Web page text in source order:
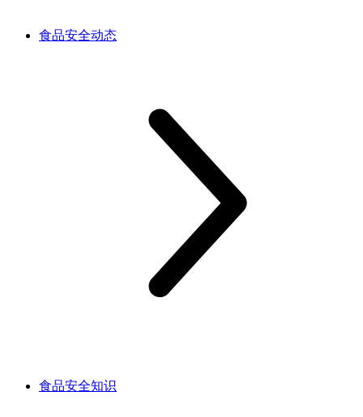
食品安全动态
食品安全知识